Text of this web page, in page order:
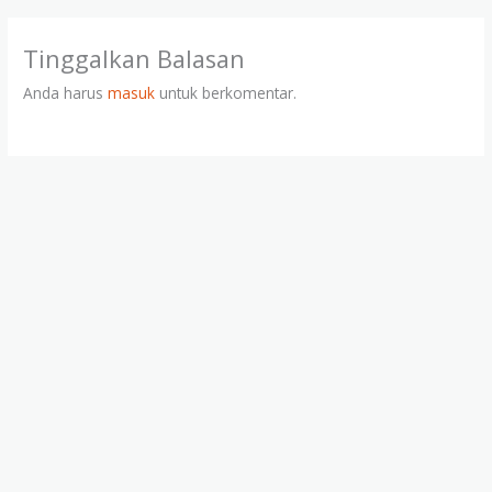
Tinggalkan Balasan
Anda harusmasuk untuk berkomentar.